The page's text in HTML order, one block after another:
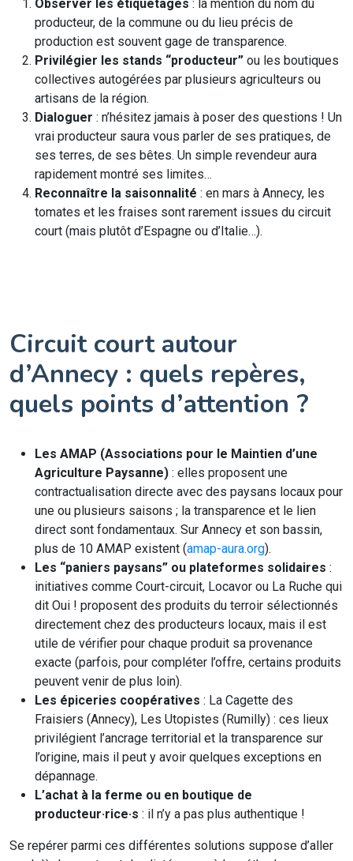
Observer les étiquetages : la mention du nom du
producteur, de la commune ou du lieu précis de
production est souvent gage de transparence.
Privilégier les stands “producteur” ou les boutiques
collectives autogérées par plusieurs agriculteurs ou
artisans de la région.
Dialoguer : n’hésitez jamais à poser des questions ! Un
vrai producteur saura vous parler de ses pratiques, de
ses terres, de ses bêtes. Un simple revendeur aura
rapidement montré ses limites…
Reconnaître la saisonnalité : en mars à Annecy, les
tomates et les fraises sont rarement issues du circuit
court (mais plutôt d’Espagne ou d’Italie…).
Circuit court autour
d’Annecy : quels repères,
quels points d’attention ?
Les AMAP (Associations pour le Maintien d’une
Agriculture Paysanne) : elles proposent une
contractualisation directe avec des paysans locaux pour
une ou plusieurs saisons ; la transparence et le lien
direct sont fondamentaux. Sur Annecy et son bassin,
plus de 10 AMAP existent (amap-aura.org).
Les “paniers paysans” ou plateformes solidaires :
initiatives comme Court-circuit, Locavor ou La Ruche qui
dit Oui ! proposent des produits du terroir sélectionnés
directement chez des producteurs locaux, mais il est
utile de vérifier pour chaque produit sa provenance
exacte (parfois, pour compléter l’offre, certains produits
peuvent venir de plus loin).
Les épiceries coopératives : La Cagette des
Fraisiers (Annecy), Les Utopistes (Rumilly) : ces lieux
privilégient l’ancrage territorial et la transparence sur
l’origine, mais il peut y avoir quelques exceptions en
dépannage.
L’achat à la ferme ou en boutique de
producteur·rice·s : il n’y a pas plus authentique !
Se repérer parmi ces différentes solutions suppose d’aller